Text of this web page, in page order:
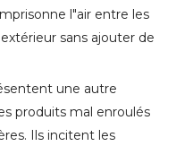
l"air entre les
sans ajouter de
une autre
produits mal enroulés
Ils incitent les